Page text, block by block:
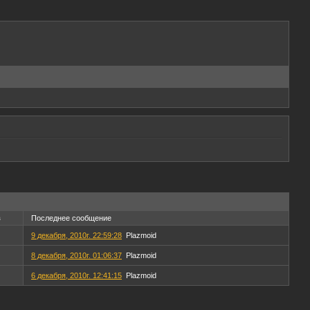
Последнее сообщение
9 декабря, 2010г. 22:59:28 Plazmoid
8 декабря, 2010г. 01:06:37 Plazmoid
6 декабря, 2010г. 12:41:15 Plazmoid